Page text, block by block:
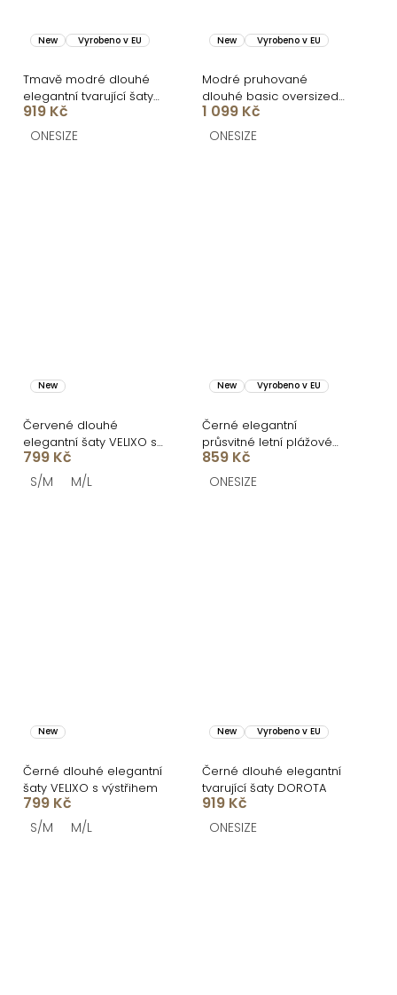
New Vyrobeno v EU
Tmavě modré dlouhé
elegantní tvarující šaty
DOROTA
919 Kč
ONESIZE
New Vyrobeno v EU
Modré pruhované
dlouhé basic oversized
bavlněné košilové šaty
FLARETA
1 099 Kč
ONESIZE
New
Červené dlouhé
elegantní šaty VELIXO s
výstřihem
799 Kč
S/M M/L
New Vyrobeno v EU
Černé elegantní
průsvitné letní plážové
maxi šaty UMARIE s
dlouhým rukávem
859 Kč
ONESIZE
New
Černé dlouhé elegantní
šaty VELIXO s výstřihem
799 Kč
S/M M/L
New Vyrobeno v EU
Černé dlouhé elegantní
tvarující šaty DOROTA
919 Kč
ONESIZE